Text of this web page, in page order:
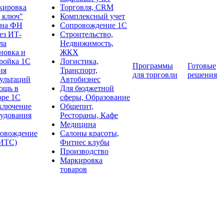
ключ"
ФН
ИТ-
и
1С
в
1С
Торговля, CRM
Комплексный учет
Сопровождение 1С
Строительство,
Недвижимость,
ЖКХ
Логистика,
Транспорт,
Автобизнес
Для бюджетной
сферы, Образование
Общепит,
Рестораны, Кафе
Медицина
Салоны красоты,
Фитнес клубы
Производство
Маркировка
товаров
Программы
для торговли
Готовые
решения